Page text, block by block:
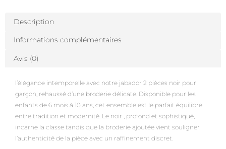
Description
Informations complémentaires
Avis (0)
l’élégance intemporelle avec notre jabador 2 pièces noir pour
garçon, rehaussé d’une broderie délicate. Disponible pour les
enfants de 6 mois à 10 ans, cet ensemble est le parfait équilibre
entre tradition et modernité. Le noir , profond et sophistiqué,
incarne la classe tandis que la broderie ajoutée vient souligner
l’authenticité de la pièce avec un raffinement discret.